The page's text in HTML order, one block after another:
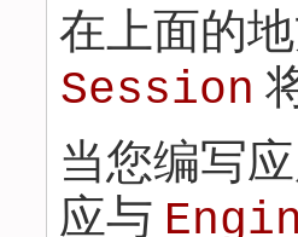
在上面的地
Session
当您编写
应与